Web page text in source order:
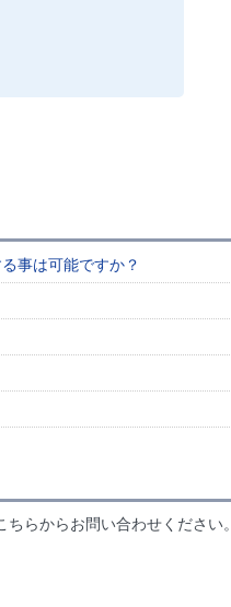
事は可能ですか？
らからお問い合わせください。